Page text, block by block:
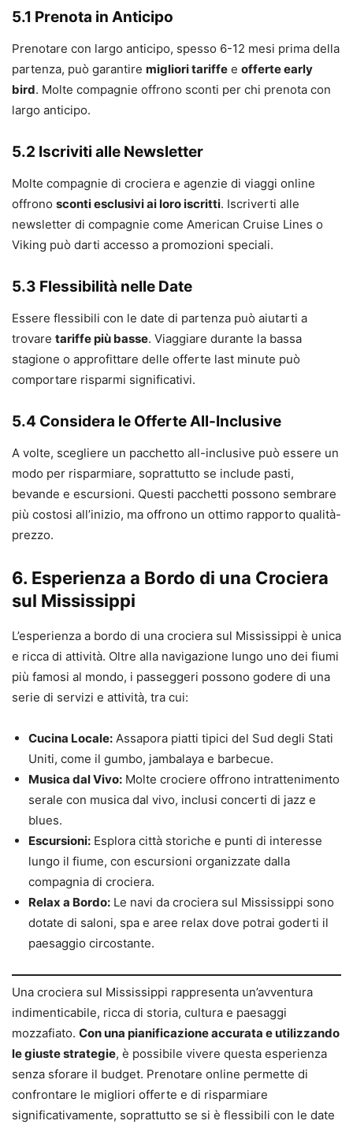
5.1 Prenota in Anticipo
Prenotare con largo anticipo, spesso 6-12 mesi prima della
partenza, può garantire migliori tariffe e offerte early
bird. Molte compagnie offrono sconti per chi prenota con
largo anticipo.
5.2 Iscriviti alle Newsletter
Molte compagnie di crociera e agenzie di viaggi online
offrono sconti esclusivi ai loro iscritti. Iscriverti alle
newsletter di compagnie come American Cruise Lines o
Viking può darti accesso a promozioni speciali.
5.3 Flessibilità nelle Date
Essere flessibili con le date di partenza può aiutarti a
trovare tariffe più basse. Viaggiare durante la bassa
stagione o approfittare delle offerte last minute può
comportare risparmi significativi.
5.4 Considera le Offerte All-Inclusive
A volte, scegliere un pacchetto all-inclusive può essere un
modo per risparmiare, soprattutto se include pasti,
bevande e escursioni. Questi pacchetti possono sembrare
più costosi all’inizio, ma offrono un ottimo rapporto qualità-
prezzo.
6. Esperienza a Bordo di una Crociera
sul Mississippi
L’esperienza a bordo di una crociera sul Mississippi è unica
e ricca di attività. Oltre alla navigazione lungo uno dei fiumi
più famosi al mondo, i passeggeri possono godere di una
serie di servizi e attività, tra cui:
Cucina Locale: Assapora piatti tipici del Sud degli Stati
Uniti, come il gumbo, jambalaya e barbecue.
Musica dal Vivo: Molte crociere offrono intrattenimento
serale con musica dal vivo, inclusi concerti di jazz e
blues.
Escursioni: Esplora città storiche e punti di interesse
lungo il fiume, con escursioni organizzate dalla
compagnia di crociera.
Relax a Bordo: Le navi da crociera sul Mississippi sono
dotate di saloni, spa e aree relax dove potrai goderti il
paesaggio circostante.
Una crociera sul Mississippi rappresenta un’avventura
indimenticabile, ricca di storia, cultura e paesaggi
mozzafiato. Con una pianificazione accurata e utilizzando
le giuste strategie, è possibile vivere questa esperienza
senza sforare il budget. Prenotare online permette di
confrontare le migliori offerte e di risparmiare
significativamente, soprattutto se si è flessibili con le date